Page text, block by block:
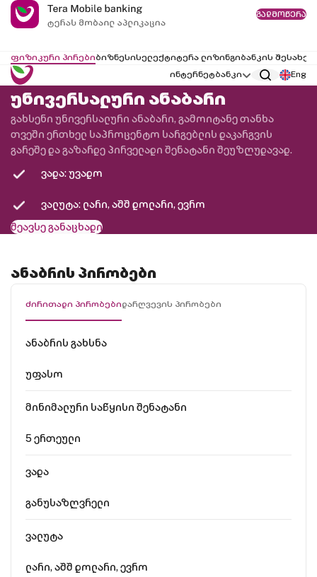
გადმოწერა
ფიზიკური პირებიბიზნესისელექტიტერა ლიზინგიბანკის შესახებ
ინტერნეტბანკი
Eng
უნივერსალური ანაბარი
გახსენი უნივერსალური ანაბარი, გამოიტანე თანხა
თვეში ერთხელ საპროცენტო სარგებლის დაკარგვის
გარეშე და გაზარდე პირველადი შენატანი შეუზღუდავად.
ვადა: უვადო
ვალუტა: ლარი, აშშ დოლარი, ევრო
შეავსე განაცხადი
ანაბრის პირობები
ძირითადი პირობებიდარღვევის პირობები
ანაბრის გახსნა
უფასო
მინიმალური საწყისი შენატანი
5 ერთეული
ვადა
განუსაზღვრელი
ვალუტა
ლარი, აშშ დოლარი, ევრო